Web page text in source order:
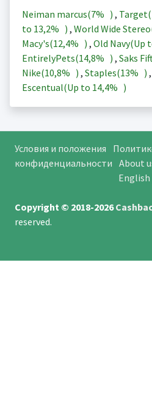
Neiman marcus(7% ) , Target(
to 13,2% ) , World Wide
Macy's(12,4% ) , Old Navy(Up
EntirelyPets(14,8% ) , Saks
Nike(10,8% ) , Staples(13% ) ,
Escentual(Up to 14,4% )
Условия и положения
конфиденциальности About
English
Copyright © 2018-2026
reserved.